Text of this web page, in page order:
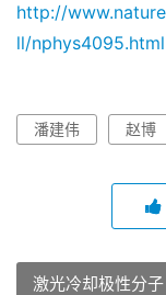
http://
ll/nphys4095.html
潘建伟 赵博
激光冷却极性分子